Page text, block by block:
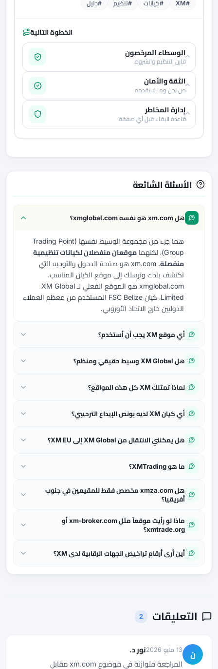
#XM #كيانات #تنظيم #دليل
الخطوة التالية
الوسطاء المرخصون
قارن التنظيم والشروط
الثقة والأمان
من نحن وما لا نقدمه
إدارة المخاطر
قاعدة البقاء قبل أي صفقة
الأسئلة الشائعة
هل xm.com هو نفسه xmglobal.com؟
هما جزء من مجموعة الوسيط نفسها (Trading Point
Group)، لكنهما
موقعان منفصلان لكيانات تنظيمية
منفصلة
. xm.com هو صفحة الدخول والتوجيه التي
تكتشف بلدك وترسلك إلى موقع الكيان المناسب.
xmglobal.com هو الموقع الفعلي لـ XM Global
Limited، كيان FSC Belize المستخدم من معظم العملاء
الدوليين خارج الاتحاد الأوروبي.
أي موقع XM يجب أن أستخدم؟
هل XM Global وسيط حقيقي ومنظم؟
لماذا تمتلك XM كل هذه المواقع؟
أي كيان XM لديه بونص الإيداع الترحيبي؟
هل يمكنني الانتقال من XM Global إلى XM EU؟
ما هو XMTrading؟
هل xmza.com مخصص فقط للمقيمين في جنوب
أفريقيا؟
ماذا لو رأيت موقعاً مثل xm-broker.com أو
xmtrade.org؟
أين أرى أرقام تراخيص الجهات الرقابية لدى XM؟
التعليقات 2
ن نور د. 13 مايو 2026
المراجعة متوازنة في موضوع xm.com مقابل